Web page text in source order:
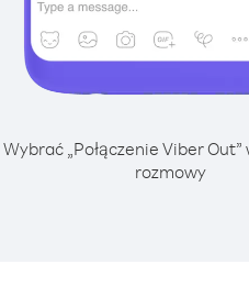
Wybrać „Połączenie Viber Out”
rozmowy